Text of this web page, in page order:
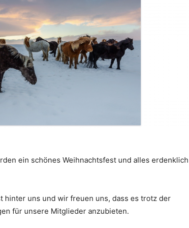
ein schönes Weihnachtsfest und alles erdenklich
uns und wir freuen uns, dass es trotz der
für unsere Mitglieder anzubieten.